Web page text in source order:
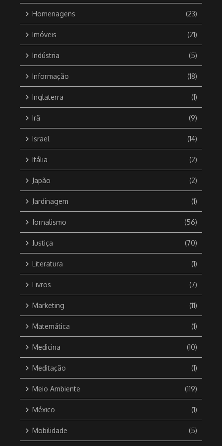
Homenagens (23)
Imóveis (21)
Indústria (5)
Informação (18)
Inglaterra (1)
Irã (9)
Israel (14)
Itália (2)
Japão (2)
Jardinagem (1)
Jornalismo (56)
Justiça (70)
Literatura (1)
Livros (7)
Marketing (11)
Matemática (1)
Medicina (10)
Meditação (1)
Meio Ambiente (119)
México (1)
Mobilidade (5)